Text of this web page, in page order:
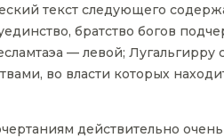
текст следующего
братство богов
— левой;
во власти которых
действительно